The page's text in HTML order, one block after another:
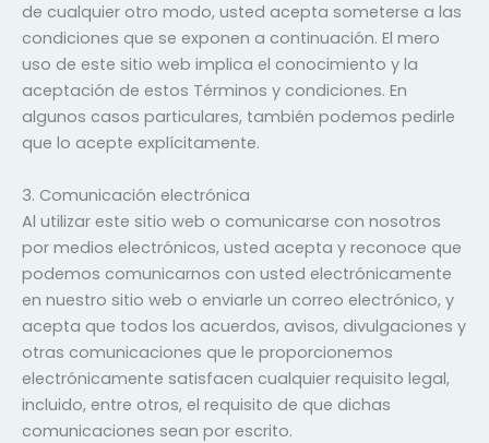
de cualquier otro modo, usted acepta someterse a las
condiciones que se exponen a continuación. El mero
uso de este sitio web implica el conocimiento y la
aceptación de estos Términos y condiciones. En
algunos casos particulares, también podemos pedirle
que lo acepte explícitamente.
3. Comunicación electrónica
Al utilizar este sitio web o comunicarse con nosotros
por medios electrónicos, usted acepta y reconoce que
podemos comunicarnos con usted electrónicamente
en nuestro sitio web o enviarle un correo electrónico, y
acepta que todos los acuerdos, avisos, divulgaciones y
otras comunicaciones que le proporcionemos
electrónicamente satisfacen cualquier requisito legal,
incluido, entre otros, el requisito de que dichas
comunicaciones sean por escrito.